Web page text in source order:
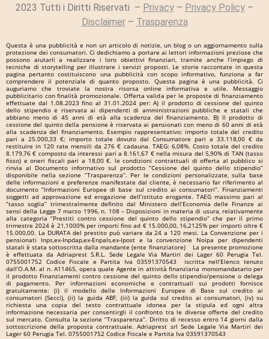
2023 Tutti i Diritti Riservati – Privacy – Privacy Policy –
Disclaimer– Trasparenza
Questa è una pubblicità e non un articolo di notizie, un blog o un aggiornamento sulla
protezione dei consumatori. Ci dedichiamo a portare ai lettori informazioni preziose che
possono aiutarli a realizzare i loro obiettivi finanziari, tramite anche l’impiego di
tecniche di storytelling per illustrare i servizi proposti. Le storie raccontate in questa
pagina pertanto costituiscono una pubblicità con scopo informativo, funziona a far
comprendere il potenziale di quanto proposto. Questa pagina è una pubblicità. Ci
auguriamo che troviate la nostra risorsa online informativa e utile. Messaggio
pubblicitario con finalità promozionale. Offerta valida per le proposte di finanziamento
effettuate dal 1.08.2023 fino al 31.01.2024 per: A) il prodotto di cessione del quinto
dello stipendio e riservata ai dipendenti di amministrazioni pubbliche e statali che
abbiano meno di 45 anni di età alla scadenza del finanziamento. B) Il prodotto di
cessione del quinto della pensione è riservata ai pensionati con meno di 60 anni di età
alla scadenza del finanziamento. Esempio rappresentativo: importo totale del credito
pari a 25.000,33 €; importo totale dovuto dal Consumatore pari a 33.118,00 € da
restituire in 120 rate mensili da 276 € cadauna. TAEG: 6,08%. Costo totale del credito
8.179,76 € composto da interessi pari a 8.161,67 € nella misura del 5,90% di TAN (tasso
fisso) e oneri fiscali pari a 18,00 €. le condizioni contrattuali di offerta al pubblico si
rinvia al Documento informativo sul prodotto “Cessione del quinto dello stipendio”
disponibile nella sezione “Trasparenza”. Per le condizioni personalizzate, sulla base
delle informazioni e preferenze manifestate dal cliente, è necessario far riferimento al
documento “Informazioni Europee di base sul credito ai consumatori”. Finanziamenti
soggetti ad approvazione ed erogazione dell’istituto erogante. TAEG massimo pari al
“tasso soglia” trimestralmente definito dal Ministero dell’Economia delle Finanze ai
sensi della Legge 7 marzo 1996, n. 108 – Disposizioni in materia di usura, relativamente
alla categoria “Prestiti contro cessione del quinto dello stipendio” che per il primo
trimestre 2024 è 21,1000% per importi fino ad € 15.000,00, 16,2125% per importi oltre €
15.000,00. La DURATA del prestito può variare da 24 a 120 mesi. La Convenzione per i
pensionati Inps,ex-Inpdap,ex-Enpals,ex-Ipost e la convenzione Noipa per dipendenti
statali è stata sottoscritta dalla mandante (ente finanziatore) La presente promozione
è effettuata da Adriaprest S.R.L. Sede Legale Via Martiri dei Lager 60 Perugia Tel.
0755001752 Codice Fiscale e Partita Iva 03591370543 iscritta nell’Elenco tenuto
dall’O.A.M. al n. A11465, opera quale Agente in attività finanziaria monomandatario per
il prodotto Finanziamenti contro cessione del quinto dello stipendio/pensione o delega
di pagamento. Per informazioni economiche e contrattuali sui prodotti fornisce
gratuitamente: (i) il modello delle Informazioni Europee di Base sul credito ai
consumatori (Secci), (ii) la guida ABF, (iii) la guida sul credito ai consumatori, (iv) su
richiesta una copia del testo contrattuale idonea per la stipula ed ogni altra
informazione necessaria per consentirgli il confronto tra le diverse offerte del credito
sul mercato. Consulta la sezione “Trasparenza”. Diritto di recesso entro 14 giorni dalla
sottoscrizione della proposta contrattuale. Adriaprest srl Sede Legale Via Martiri dei
Lager 60 Perugia Tel. 0755001752 Codice Fiscale e Partita Iva 03591370543